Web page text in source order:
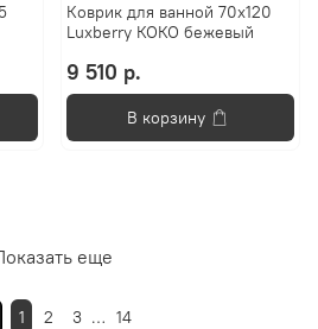
Коврик для ванной 70х120
Luxberry КОКО бежевый
9 510 р.
В корзину
еще
1 2 3 … 14